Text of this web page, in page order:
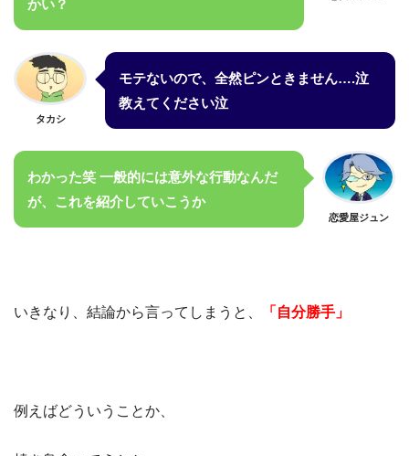
かい？
タカシ
モテないので、 全然ピンときません….泣
教えてください泣
わかった笑 一般的には意外な行動なんだ
が、これを紹介していこうか
恋愛屋ジュン
いきなり、結論から言ってしまうと、 「自分勝手」
例えばどういうことか、